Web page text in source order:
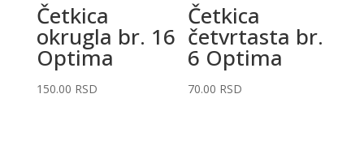
Četkica
okrugla br. 16
Optima
150.00 RSD
Četkica
četvrtasta br.
6 Optima
70.00 RSD